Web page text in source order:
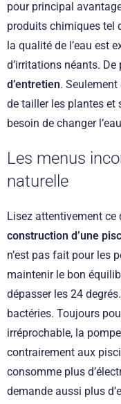
pour principal
produits chimiques tel
la qualité de l’eau est
d’irritations néants.
d’entretien.
de tailler les plantes et
besoin de changer
Les menus
naturelle
Lisez attentivement ce
construction d’une
n’est pas fait pour les
maintenir le bon
dépasser les 24
bactéries. Toujours
irréprochable, la
contrairement aux
consomme plus
demande aussi plus